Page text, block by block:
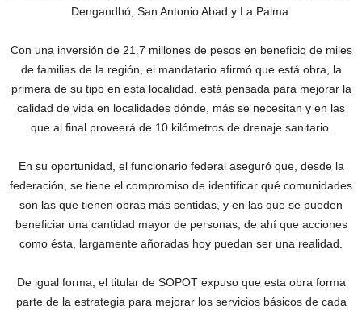
Dengandhó, San Antonio Abad y La Palma.
Con una inversión de 21.7 millones de pesos en beneficio de miles
de familias de la región, el mandatario afirmó que está obra, la
primera de su tipo en esta localidad, está pensada para mejorar la
calidad de vida en localidades dónde, más se necesitan y en las
que al final proveerá de 10 kilómetros de drenaje sanitario.
En su oportunidad, el funcionario federal aseguró que, desde la
federación, se tiene el compromiso de identificar qué comunidades
son las que tienen obras más sentidas, y en las que se pueden
beneficiar una cantidad mayor de personas, de ahí que acciones
como ésta, largamente añoradas hoy puedan ser una realidad.
De igual forma, el titular de SOPOT expuso que esta obra forma
parte de la estrategia para mejorar los servicios básicos de cada